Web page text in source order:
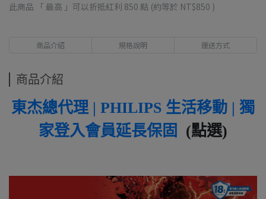
此商品 「 最高 」可以折抵紅利 850 點 (約等於 NT$850 )
商品介紹 規格說明 運送方式
商品介紹
東杰總代理 | PHILIPS 生活移動 | 獨
家登入會員延長保固
(點選)